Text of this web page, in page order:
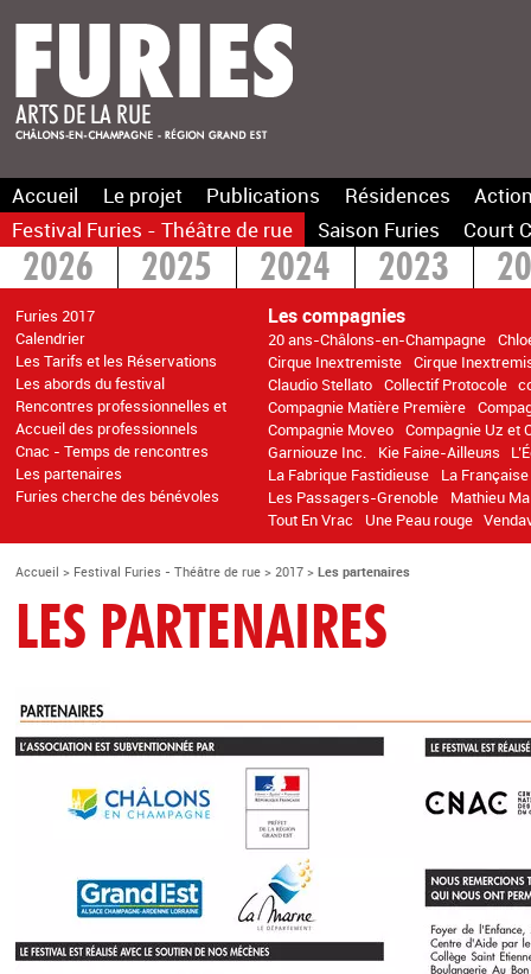
Accueil Le projet Publications Résidences
Festival Furies - Théâtre de rue
Saison Furies Court
2026 2025 2024 2023
Furies 2017
Calendrier
Les Tarifs et les Réservations
Les abords du festival
Rencontres professionnelles et
Accueil des professionnels
Cnac - Temps de rencontres
Les partenaires
Furies cherche des bénévoles
Les compagnies
20 ans-Châlons-en-Champagne
Cirque Inextremiste Cirque
Claudio Stellato Collectif Protocole
Compagnie Matière Première
Compagnie Moveo Compagnie Uz et
Garniouze Inc.
Kie Faiяe-Ailleuяs
La Fabrique Fastidieuse
La
Les Passagers-Grenoble
Mathieu
Tout En Vrac
Une Peau rouge
2016 >2014
Accueil > Festival Furies - Théâtre de rue > 2017 >Les partenaires
LES PARTENAIRES